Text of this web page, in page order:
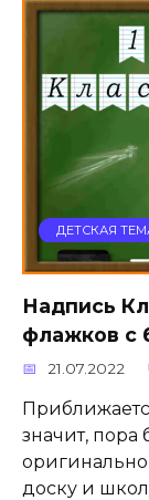
ДЕТСКАЯ
Надпись
флажков с
21.07.2022
значит, пора
доску и